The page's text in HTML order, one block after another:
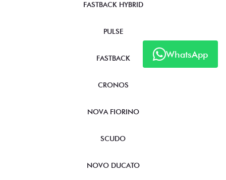
WhatsApp
FASTBACK HYBRID
PULSE
FASTBACK
CRONOS
NOVA FIORINO
SCUDO
NOVO DUCATO